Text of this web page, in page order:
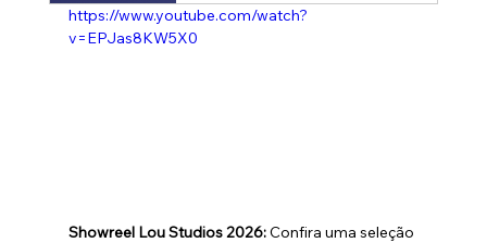
https://www.youtube.com/watch?
v=EPJas8KW5X0
Showreel Lou Studios 2026: Confira uma seleção